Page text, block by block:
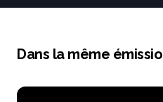
Dans la même